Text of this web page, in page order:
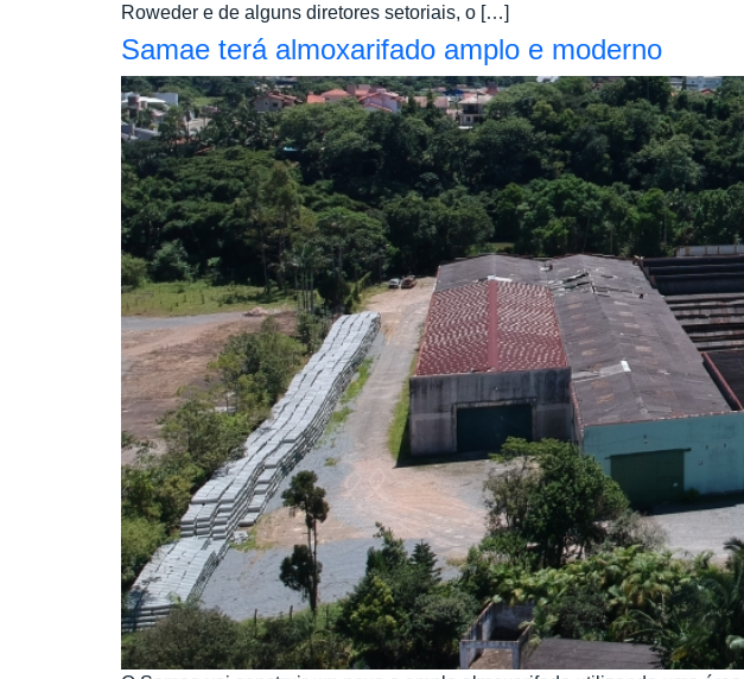
Roweder e de alguns diretores setoriais, o […]
Samae terá almoxarifado amplo e moderno